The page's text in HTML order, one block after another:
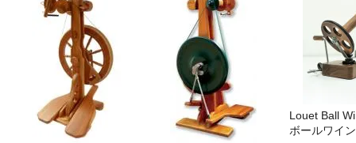
Louet Ball
ボールワイ